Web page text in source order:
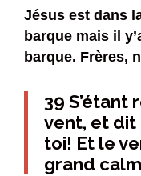
Jésus est dans
barque mais il
barque. Frères,
39 S’étant
vent, et dit
toi! Et le
grand